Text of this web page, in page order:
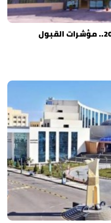
تنسيق الجامعة الصينية 2026.. مؤشرات القبول